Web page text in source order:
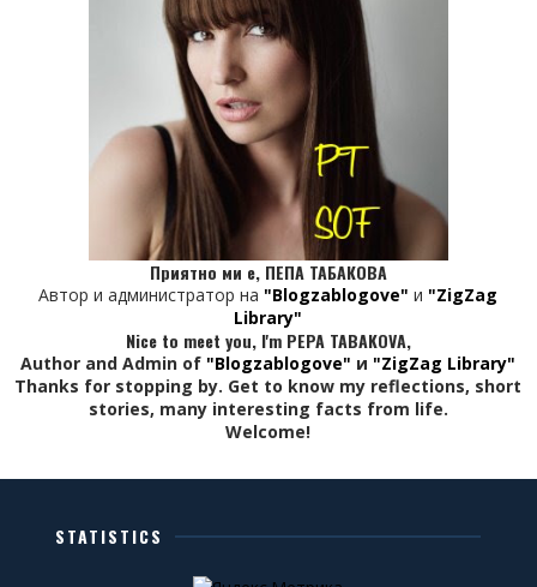
Приятно ми е, ПЕПА ТАБАКОВА
Автор и администратор на "Blogzablogove" и "ZigZag
Library"
Nice to meet you, I'm PEPA TABAKOVA,
Author and Admin of "Blogzablogove" и "ZigZag Library"
Thanks for stopping by. Get to know my reflections, short
stories, many interesting facts from life.
Welcome!
STATISTICS